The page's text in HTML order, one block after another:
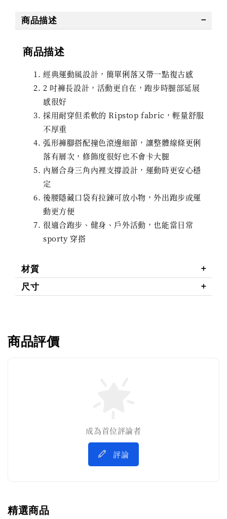
商品描述
商品描述
經典運動風設計，簡單俐落又帶一點復古感
2 吋褲長設計，活動更自在，跑步時腿部延展
感很好
採用耐穿但柔軟的 Ripstop fabric，輕量舒服
不厚重
弧形褲腳搭配撞色滾邊細節，讓整體線條更俐
落有層次，修飾度很好也不會卡大腿
內層合身三角內裡支撐設計，運動時更安心穩
定
後腰隱藏口袋有拉鍊可放小物，外出跑步或運
動更方便
很適合跑步、健身、戶外活動，也能當日常
sporty 穿搭
材質
尺寸
商品評價
成為首位評論者
評論
精選商品